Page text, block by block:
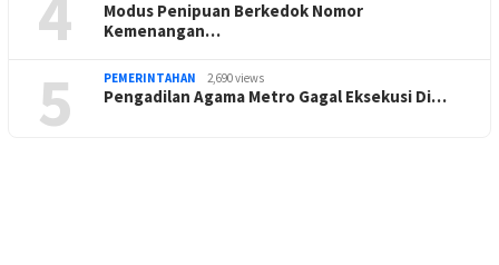
Modus Penipuan Berkedok Nomor
Kemenangan…
5 PEMERINTAHAN 2,690 views
Pengadilan Agama Metro Gagal Eksekusi Di…